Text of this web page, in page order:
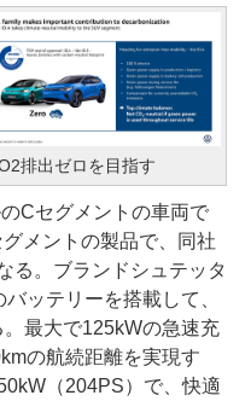
排出ゼロを目指す
Cセグメントの車両で
メントの製品で、同社
る。ブランドシュテッタ
ッテリーを搭載して、
最大で125kWの急速充
の航続距離を実現す
（204PS）で、快適